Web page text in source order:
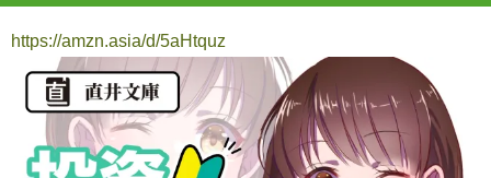
https://amzn.asia/d/5aHtquz